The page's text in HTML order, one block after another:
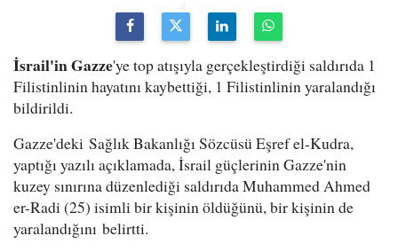
İsrail'in Gazze'ye top atışıyla gerçekleştirdiği saldırıda 1
Filistinlinin hayatını kaybettiği, 1 Filistinlinin yaralandığı
bildirildi.
Gazze'deki Sağlık Bakanlığı Sözcüsü Eşref el-Kudra,
yaptığı yazılı açıklamada, İsrail güçlerinin Gazze'nin
kuzey sınırına düzenlediği saldırıda Muhammed Ahmed
er-Radi (25) isimli bir kişinin öldüğünü, bir kişinin de
yaralandığını belirtti.